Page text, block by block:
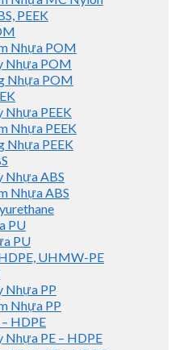
PEEK
Nhựa POM
Nhựa POM
Nhựa POM
Nhựa PEEK
Nhựa PEEK
Nhựa PEEK
Nhựa ABS
Nhựa ABS
PU
PU
UHMW-PE
Nhựa PP
Nhựa PP
HDPE
Nhựa PE – HDPE